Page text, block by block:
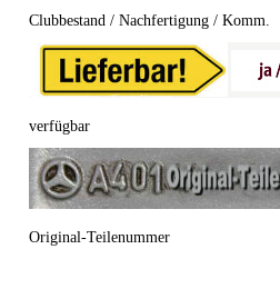
Clubbestand / Nachfertigung / Komm.
verfügbar
Original-Teilenummer